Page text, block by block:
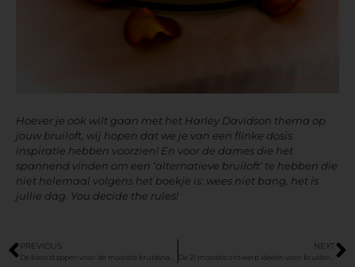
Hoever je ook wilt gaan met het Harley Davidson thema op
jouw bruiloft, wij hopen dat we je van een flinke dosis
inspiratie hebben voorzien! En voor de dames die het
spannend vinden om een ‘alternatieve bruiloft’ te hebben die
niet helemaal volgens het boekje is: wees niet bang, het is
jullie dag. You decide the rules!
PREVIOUS NEXT